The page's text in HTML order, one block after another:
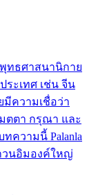
ทธศาสนานิกาย
ะเทศ เช่น จีน
มีความเชื่อว่า
ตตา กรุณา และ
ความนี้ Palanla
วนอิมองค์ใหญ่